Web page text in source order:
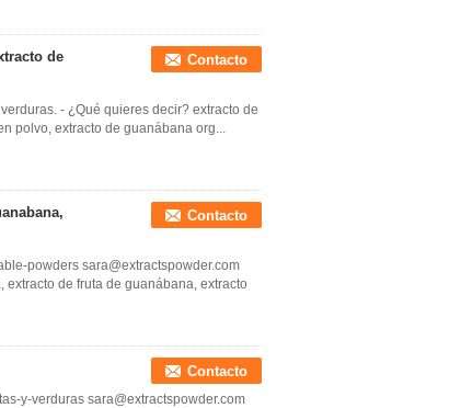
de
Contacto
- ¿Qué quieres decir? extracto de
polvo, extracto de guanábana org...
Contacto
powders sara@extractspowder.com
de fruta de guanábana, extracto
Contacto
y-verduras sara@extractspowder.com